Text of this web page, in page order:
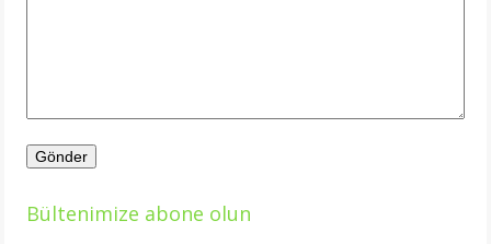
Bültenimize abone olun